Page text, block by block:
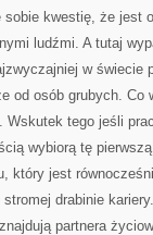
kwestię, że jest
ludźmi. A tutaj
w świecie
od osób grubych.
tego jeśli
wybiorą tę
który jest
drabinie
partnera